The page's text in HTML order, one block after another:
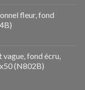
fleur, fond
fond écru,
(N802B)